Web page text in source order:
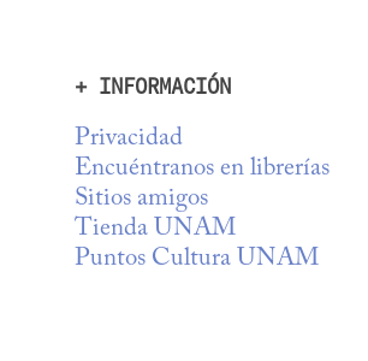
+ INFORMACIÓN
Privacidad
Encuéntranos en librerías
Sitios amigos
Tienda UNAM
Puntos Cultura UNAM